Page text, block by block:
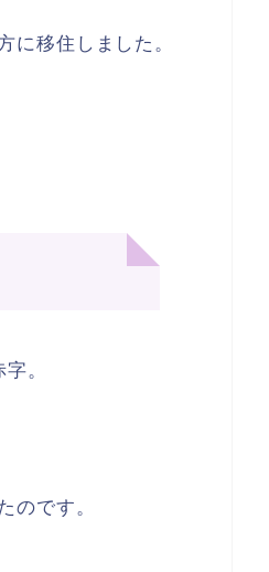
に移住しました。
。
のです。